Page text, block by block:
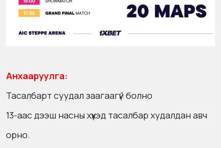
Анхааруулга:
Тасалбарт суудал заагаагүй болно
13-аас дээш насны хүүхэд тасалбар худалдан авч
орно.